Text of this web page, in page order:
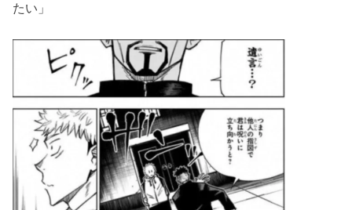
たい」